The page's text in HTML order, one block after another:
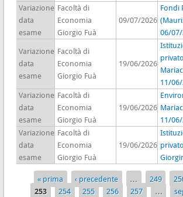
Variazione
data
esame
Facoltà di
Economia
Giorgio Fuà
09/07/2026
Fondi
06/
Variazione
data
esame
Facoltà di
Economia
Giorgio Fuà
19/06/2026
11/
Variazione
data
esame
Facoltà di
Economia
Giorgio Fuà
19/06/2026
11/
Variazione
data
esame
Facoltà di
Economia
Giorgio Fuà
19/06/2026
Pagine
« prima ‹ precedente … 249
253
254 255 256 257 …